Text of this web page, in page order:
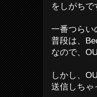
をしがちで
一番つらい
普段は、
なので、
しかし、
送信しちゃ